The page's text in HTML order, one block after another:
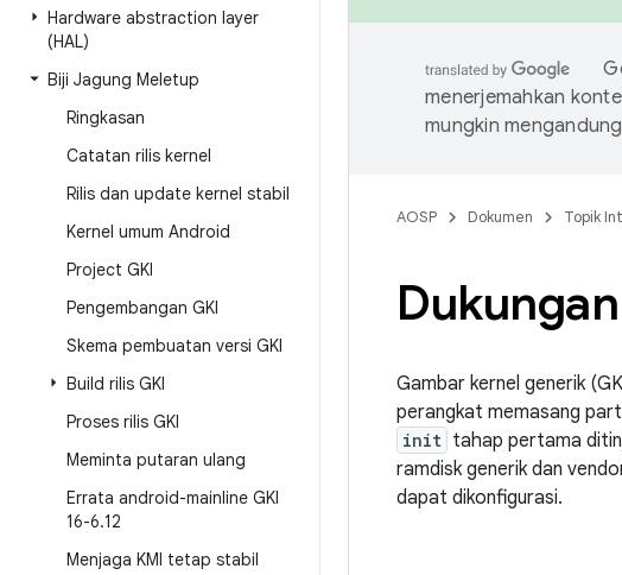
Hardware abstraction layer
(HAL)
Biji Jagung Meletup
Ringkasan
Catatan rilis kernel
Rilis dan update kernel stabil
Kernel umum Android
Project GKI
Pengembangan GKI
Skema pembuatan versi GKI
Build rilis GKI
Proses rilis GKI
Meminta putaran ulang
Errata android-mainline GKI
16-6.12
Menjaga KMI tetap stabil
menerjemahkan
mungkin
AOSP Dokumen Topik
Gambar kernel generik
perangkat memasang
init tahap pertama
ramdisk generik dan
dapat dikonfigurasi.